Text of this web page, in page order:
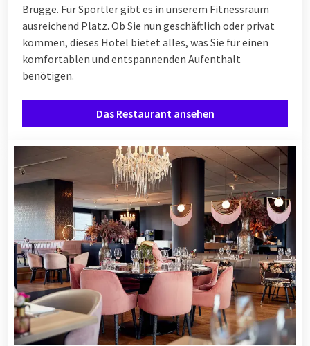
Brügge. Für Sportler gibt es in unserem Fitnessraum
ausreichend Platz. Ob Sie nun geschäftlich oder privat
kommen, dieses Hotel bietet alles, was Sie für einen
komfortablen und entspannenden Aufenthalt
benötigen.
Das Restaurant ansehen